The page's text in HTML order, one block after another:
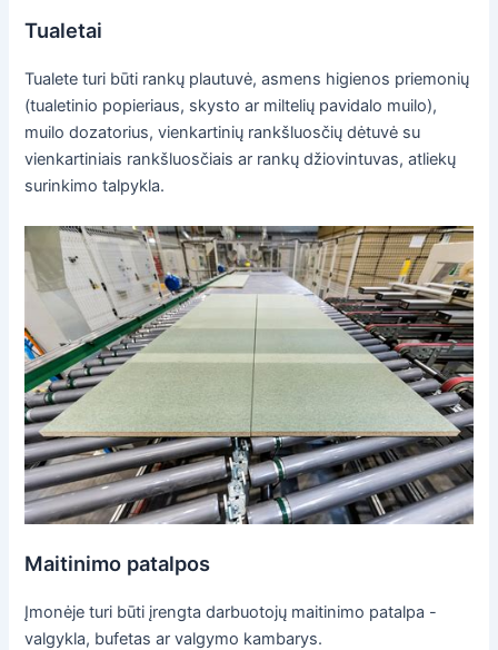
Tualetai
Tualete turi būti rankų plautuvė, asmens higienos priemonių
(tualetinio popieriaus, skysto ar miltelių pavidalo muilo),
muilo dozatorius, vienkartinių rankšluosčių dėtuvė su
vienkartiniais rankšluosčiais ar rankų džiovintuvas, atliekų
surinkimo talpykla.
Maitinimo patalpos
Įmonėje turi būti įrengta darbuotojų maitinimo patalpa -
valgykla, bufetas ar valgymo kambarys.